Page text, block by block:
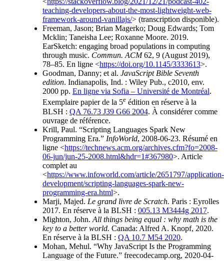
teaching-developers-about-the-most-lightweight-web-
framework-around-vanillajs/> (transcription disponible).
Freeman, Jason; Brian Magerko; Doug Edwards; Tom
Mcklin; Taneisha Lee; Roxanne Moore. 2019.
EarSketch: engaging broad populations in computing
through music. Commun. ACM62, 9 (August 2019),
78–85. En ligne <https://doi.org/10.1145/3333613>.
Goodman, Danny; et al. JavaScript Bible Seventh
edition. Indianapolis, Ind. : Wiley Pub., c2010, env.
2000 pp. En ligne via Sofia – Université de Montréal.
Exemplaire papier de la 5eédition en réserve à la
BLSH : QA 76.73 J39 G66 2004. À considérer comme
ouvrage de référence.
Krill, Paul. “Scripting Languages Spark New
Programming Era.” InfoWorld, 2008-06-23. Résumé en
ligne <https://technews.acm.org/archives.cfm?fo=2008-
06-jun/jun-25-2008.html&hdr=1#367980>. Article
complet au
<https://www.infoworld.com/article/2651797/application-
development/scripting-languages-spark-new-
programming-era.html>.
Marji, Majed. Le grand livre de Scratch. Paris : Eyrolles
2017. En réserve à la BLSH : 005.13 M3444g 2017.
Mighton, John. All things being equal : why math is the
key to a better world. Canada: Alfred A. Knopf, 2020.
En réserve à la BLSH : QA 10.7 M54 2020.
Mohan, Mehul. “Why JavaScript Is the Programming
Language of the Future.” freecodecamp.org, 2020-04-